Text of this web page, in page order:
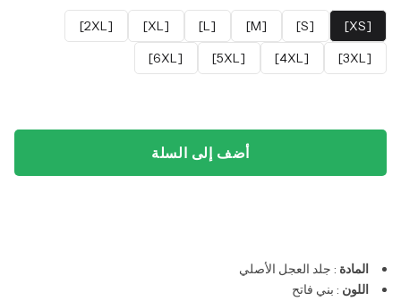
[XS]
[S]
[M]
[L]
[XL]
[2XL]
[3XL]
[4XL]
[5XL]
[6XL]
أضف إلى السلة
المادة : جلد العجل الأصلي
اللون : بني فاتح